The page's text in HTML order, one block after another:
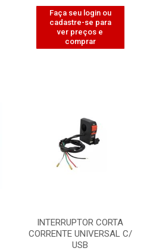
Faça seu login ou
cadastre-se para
ver preços e
comprar
INTERRUPTOR CORTA
CORRENTE UNIVERSAL C/
USB